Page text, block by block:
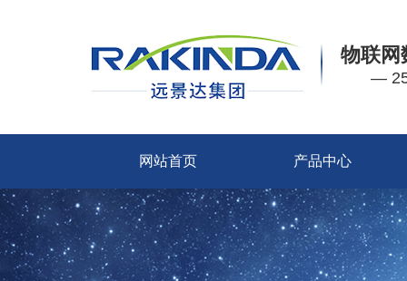
物联网
—
网站首页 产品中心